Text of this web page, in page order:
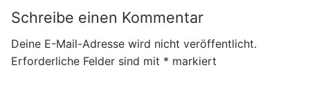
Schreibe einen Kommentar
Deine E-Mail-Adresse wird nicht veröffentlicht.
Erforderliche Felder sind mit * markiert